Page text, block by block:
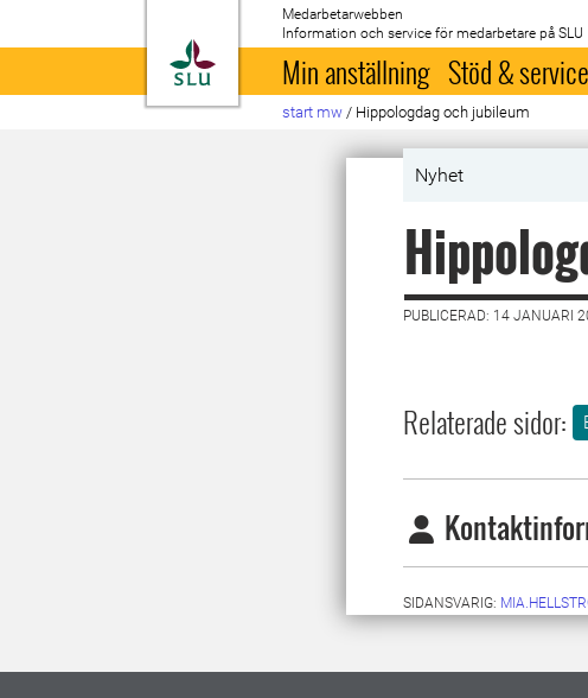
Till startsida
Medarbetarwebben
Information och service för medarbetare på SLU
Min anställning Stöd & service
start mw / Hippologdag och jubileum
Nyhet
PUBLICERAD: 14 JANUARI
Relaterade sidor:
SIDANSVARIG: